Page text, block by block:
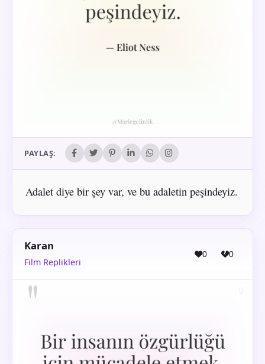
PAYLAŞ:
Adalet diye bir şey var, ve bu adaletin peşindeyiz.
Karan
Film Replikleri
0 0